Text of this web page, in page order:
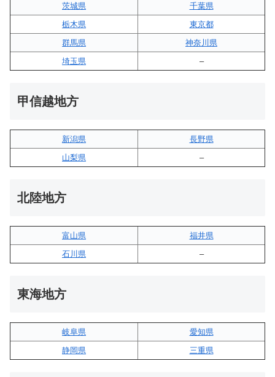
茨城県
千葉県
栃木県
東京都
群馬県
神奈川県
埼玉県
–
甲信越地方
新潟県
長野県
山梨県
–
北陸地方
富山県
福井県
石川県
–
東海地方
岐阜県
愛知県
静岡県
三重県